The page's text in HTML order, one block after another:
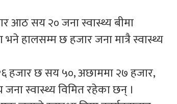
आठ सय २० जना स्वास्थ्य बीमा
हालसम्म छ हजार जना मात्रै स्वास्थ्य
हजार छ सय ५०, अछाममा २७ हजार,
स्वास्थ्य विमित रहेका छन् ।